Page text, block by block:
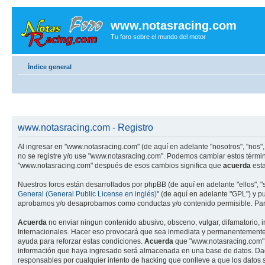
www.notasracing.com
Tu foro sobre el mundo del motor
Índice general
www.notasracing.com - Registro
Al ingresar en "www.notasracing.com" (de aquí en adelante "nosotros",
no se registre y/o use "www.notasracing.com". Podemos cambiar estos
"www.notasracing.com" después de esos cambios significa que acuerda
Nuestros foros están desarrollados por phpBB (de aquí en adelante "ellos",
General (General Public License en inglés)" (de aquí en adelante "GPL") y
aprobamos y/o desaprobamos como conductas y/o contenido permisible.
Acuerda no enviar ningun contenido abusivo, obsceno, vulgar,
Internacionales. Hacer eso provocará que sea inmediata y
ayuda para reforzar estas condiciones. Acuerda que
información que haya ingresado será almacenada en una base de datos.
responsables por cualquier intento de hacking que conlleve a que los datos